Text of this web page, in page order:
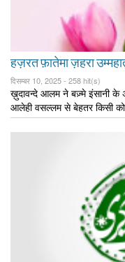
हज़रत फ़ातेमा ज़हरा
दिसम्बर 10, 2025 - 258 hit(s)
ख़ुदावन्दे आलम ने बज़्मे इंसानी के
आलेही वसल्लम से बेहतर किसी